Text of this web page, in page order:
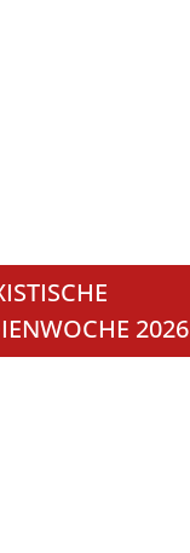
2026